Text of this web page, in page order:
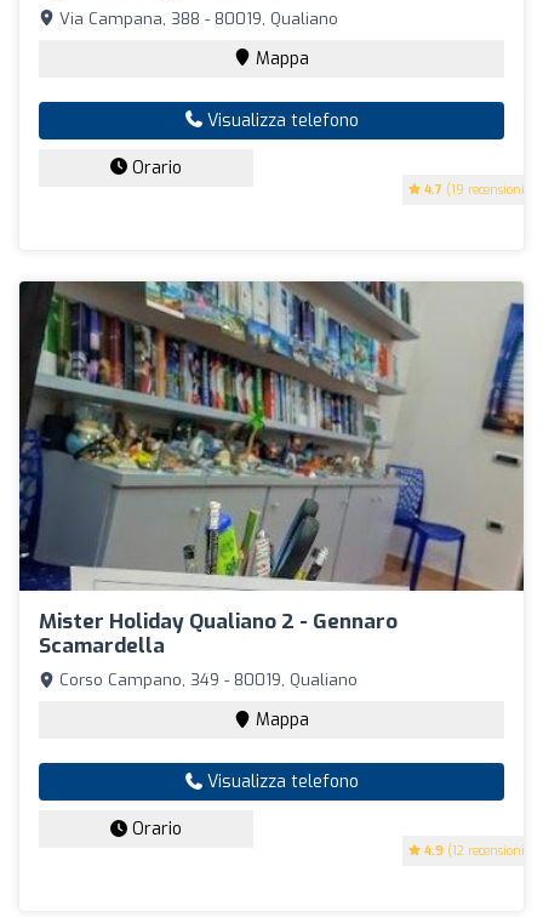
4.7 (19 recensioni)
Via Campana, 388 - 80019, Qualiano
Mappa
Visualizza telefono
Orario
Mister Holiday Qualiano 2 - Gennaro
Scamardella
4.9 (12 recensioni)
Corso Campano, 349 - 80019, Qualiano
Mappa
Visualizza telefono
Orario